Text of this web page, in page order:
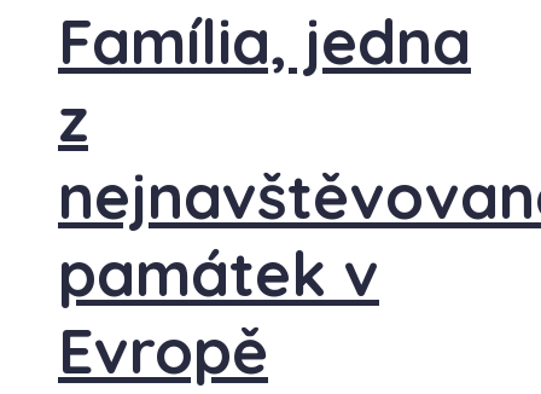
Família, jedna
z
památek v
Evropě